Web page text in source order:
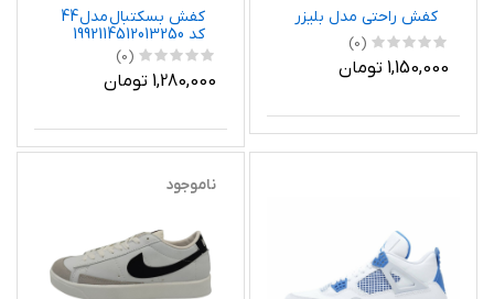
کفش راحتی مدل بلیزر
(0)
1,150,000 تومان
کفش بسکتبال مدل 44
کد 1992114512013250
(0)
1,280,000 تومان
ناموجود